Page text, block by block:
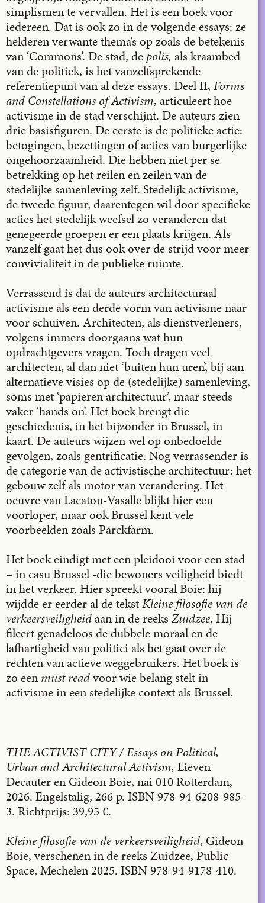
simplismen te vervallen. Het is een boek voor
iedereen. Dat is ook zo in de volgende essays: ze
helderen verwante thema’s op zoals de betekenis
van ‘Commons’. De stad, de polis, als kraambed
van de politiek, is het vanzelfsprekende
referentiepunt van al deze essays. Deel II, Forms
and Constellations of Activism, articuleert hoe
activisme in de stad verschijnt. De auteurs zien
drie basisfiguren. De eerste is de politieke actie:
betogingen, bezettingen of acties van burgerlijke
ongehoorzaamheid. Die hebben niet per se
betrekking op het reilen en zeilen van de
stedelijke samenleving zelf. Stedelijk activisme,
de tweede figuur, daarentegen wil door specifieke
acties het stedelijk weefsel zo veranderen dat
genegeerde groepen er een plaats krijgen. Als
vanzelf gaat het dus ook over de strijd voor meer
convivialiteit in de publieke ruimte.
Verrassend is dat de auteurs architecturaal
activisme als een derde vorm van activisme naar
voor schuiven. Architecten, als dienstverleners,
volgens immers doorgaans wat hun
opdrachtgevers vragen. Toch dragen veel
architecten, al dan niet ‘buiten hun uren’, bij aan
alternatieve visies op de (stedelijke) samenleving,
soms met ‘papieren architectuur’, maar steeds
vaker ‘hands on’. Het boek brengt die
geschiedenis, in het bijzonder in Brussel, in
kaart. De auteurs wijzen wel op onbedoelde
gevolgen, zoals gentrificatie. Nog verrassender is
de categorie van de activistische architectuur: het
gebouw zelf als motor van verandering. Het
oeuvre van Lacaton-Vasalle blijkt hier een
voorloper, maar ook Brussel kent vele
voorbeelden zoals Parckfarm.
Het boek eindigt met een pleidooi voor een stad
– in casu Brussel -die bewoners veiligheid biedt
in het verkeer. Hier spreekt vooral Boie: hij
wijdde er eerder al de tekstKleine filosofie van de
verkeersveiligheidaan in de reeks Zuidzee. Hij
fileert genadeloos de dubbele moraal en de
lafhartigheid van politici als het gaat over de
rechten van actieve weggebruikers. Het boek is
zo een must readvoor wie belang stelt in
activisme in een stedelijke context als Brussel.
THE ACTIVIST CITY / Essays on Political,
Urban and Architectural Activism, Lieven
Decauter en Gideon Boie, nai 010 Rotterdam,
2026. Engelstalig, 266 p. ISBN 978-94-6208-985-
3. Richtprijs: 39,95 €.
Kleine filosofie van de verkeersveiligheid, Gideon
Boie, verschenen in de reeks Zuidzee, Public
Space, Mechelen 2025. ISBN 978-94-9178-410.